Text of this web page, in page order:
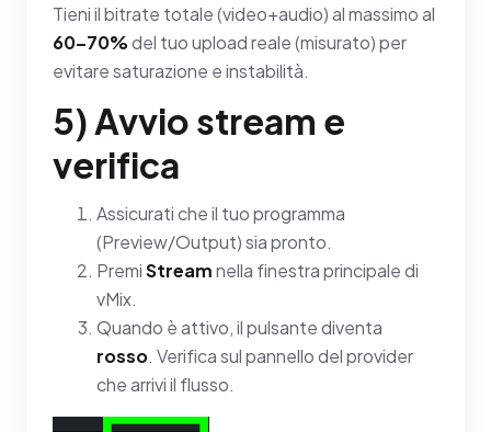
Tieni il bitrate totale (video+audio) al massimo al
60–70%del tuo upload reale (misurato) per
evitare saturazione e instabilità.
5) Avvio stream e
verifica
Assicurati che il tuo programma
(Preview/Output) sia pronto.
PremiStreamnella finestra principale di
vMix.
Quando è attivo, il pulsante diventa
rosso. Verifica sul pannello del provider
che arrivi il flusso.